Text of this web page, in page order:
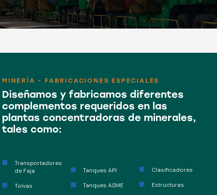
MINERÍA - FABRICACIONES ESPECIALES
Diseñamos y fabricamos diferentes
complementos requeridos en las
plantas concentradoras de minerales,
tales como:
Transportadores
de Faja
Tolvas
Tanques API
Tanques ASME
Clasificadores
Estructuras